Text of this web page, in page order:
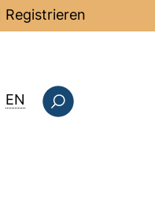
Registrieren
EN : this page in